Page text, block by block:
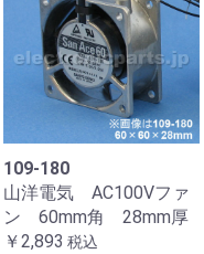
防油ファン
防水ファンモーター
防水ファンモーター
109-180
山洋電気 AC100Vファ
ン 60mm角 28mm厚
￥2,893 税込